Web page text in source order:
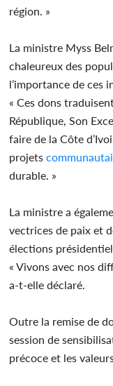
région. »
La ministre Myss
chaleureux des
l’importance de ces
« Ces dons
République, Son
faire de la Côte
projets
durable. »
La ministre a
vectrices de paix et
élections
« Vivons avec nos
a-t-elle déclaré.
Outre la remise de
session de
précoce et les